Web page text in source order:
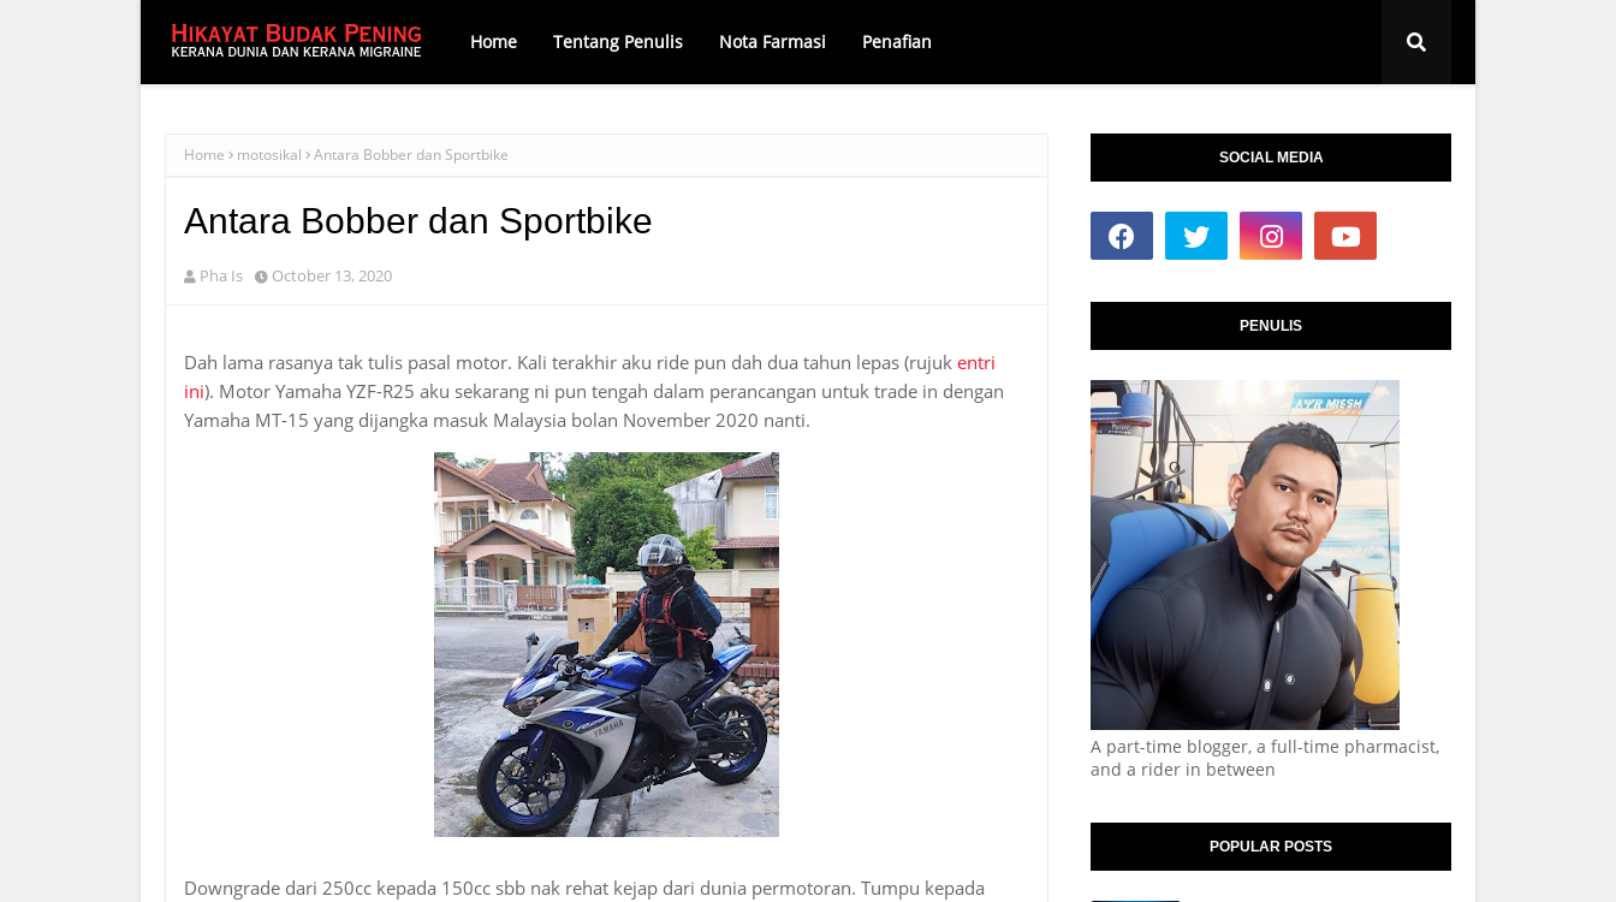
Home Tentang Penulis Nota Farmasi Penafian
Home motosikal Antara Bobber dan Sportbike
Antara Bobber dan Sportbike
Pha Is October 13, 2020
Dah lama rasanya tak tulis pasal motor. Kali terakhir aku ride pun dah dua tahun lepas (rujuk entri
ini). Motor Yamaha YZF-R25 aku sekarang ni pun tengah dalam perancangan untuk trade in dengan
Yamaha MT-15 yang dijangka masuk Malaysia bolan November 2020 nanti.
Downgrade dari 250cc kepada 150cc sbb nak rehat kejap dari dunia permotoran. Tumpu kepada
SOCIAL MEDIA
PENULIS
A part-time blogger, a full-time pharmacist,
and a rider in between
POPULAR POSTS